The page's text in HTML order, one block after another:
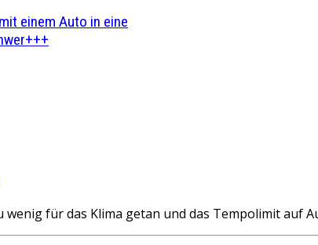
einem Auto in eine
für das Klima getan und das Tempolimit auf